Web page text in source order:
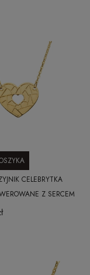
CELEBRYTKA
Z SERCEM